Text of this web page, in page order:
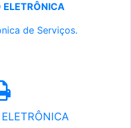
ELETRÔNICA
de Serviços.